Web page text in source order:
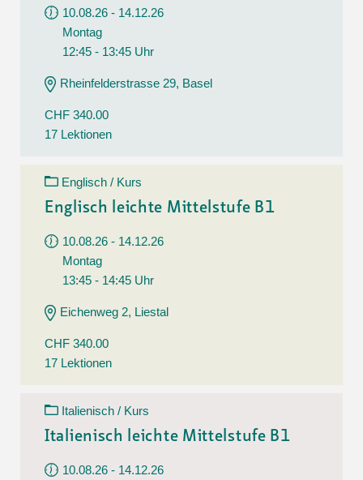
10.08.26 - 14.12.26
Montag
12:45 - 13:45 Uhr
Rheinfelderstrasse 29, Basel
CHF 340.00
17 Lektionen
Englisch / Kurs
Englisch leichte Mittelstufe B1
10.08.26 - 14.12.26
Montag
13:45 - 14:45 Uhr
Eichenweg 2, Liestal
CHF 340.00
17 Lektionen
Italienisch / Kurs
Italienisch leichte Mittelstufe B1
10.08.26 - 14.12.26